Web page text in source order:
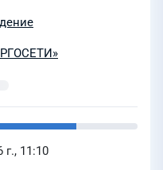
г., 11:10